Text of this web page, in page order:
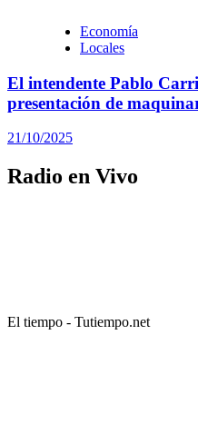
Economía
Locales
El intendente Pablo
presentación de
21/10/2025
Radio en Vivo
El tiempo - Tutiempo.net